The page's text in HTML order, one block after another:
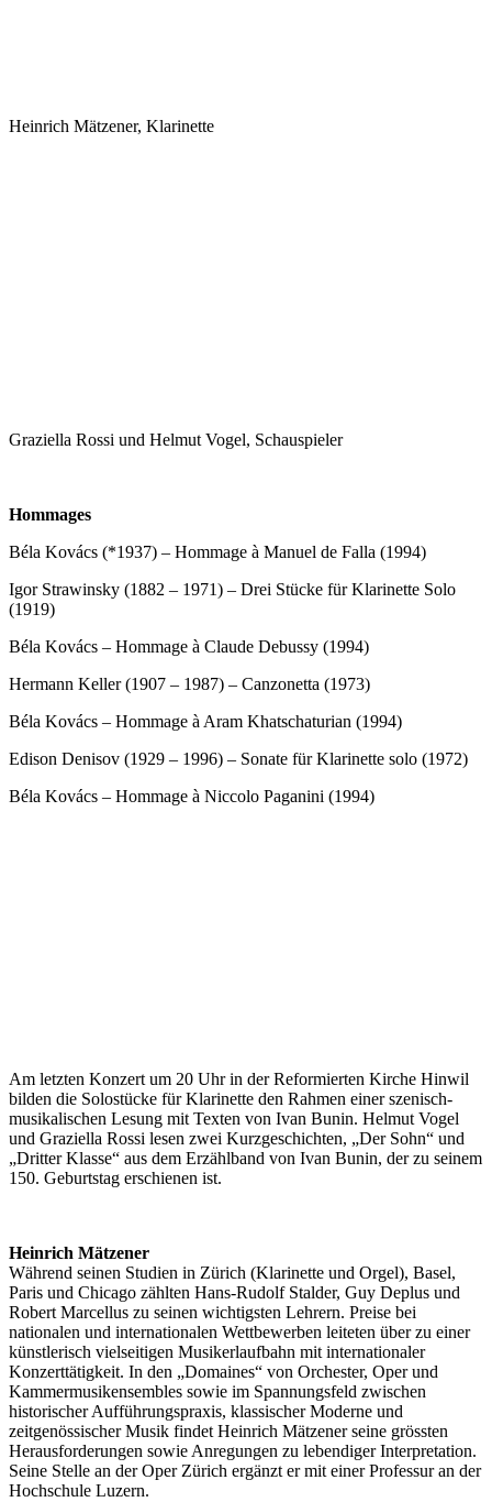
Heinrich Mätzener, Klarinette
Graziella Rossi und Helmut Vogel, Schauspieler
Hommages
Béla Kovács (*1937) – Hommage à Manuel de Falla (1994)
Igor Strawinsky (1882 – 1971) – Drei Stücke für Klarinette Solo
(1919)
Béla Kovács – Hommage à Claude Debussy (1994)
Hermann Keller (1907 – 1987) – Canzonetta (1973)
Béla Kovács – Hommage à Aram Khatschaturian (1994)
Edison Denisov (1929 – 1996) – Sonate für Klarinette solo (1972)
Béla Kovács – Hommage à Niccolo Paganini (1994)
Am letzten Konzert um 20 Uhr in der Reformierten Kirche Hinwil
bilden die Solostücke für Klarinette den Rahmen einer szenisch-
musikalischen Lesung mit Texten von Ivan Bunin. Helmut Vogel
und Graziella Rossi lesen zwei Kurzgeschichten, „Der Sohn“ und
„Dritter Klasse“ aus dem Erzählband von Ivan Bunin, der zu seinem
150. Geburtstag erschienen ist.
Heinrich Mätzener
Während seinen Studien in Zürich (Klarinette und Orgel), Basel,
Paris und Chicago zählten Hans-Rudolf Stalder, Guy Deplus und
Robert Marcellus zu seinen wichtigsten Lehrern. Preise bei
nationalen und internationalen Wettbewerben leiteten über zu einer
künstlerisch vielseitigen Musikerlaufbahn mit internationaler
Konzerttätigkeit. In den „Domaines“ von Orchester, Oper und
Kammermusikensembles sowie im Spannungsfeld zwischen
historischer Aufführungspraxis, klassischer Moderne und
zeitgenössischer Musik findet Heinrich Mätzener seine grössten
Herausforderungen sowie Anregungen zu lebendiger Interpretation.
Seine Stelle an der Oper Zürich ergänzt er mit einer Professur an der
Hochschule Luzern.